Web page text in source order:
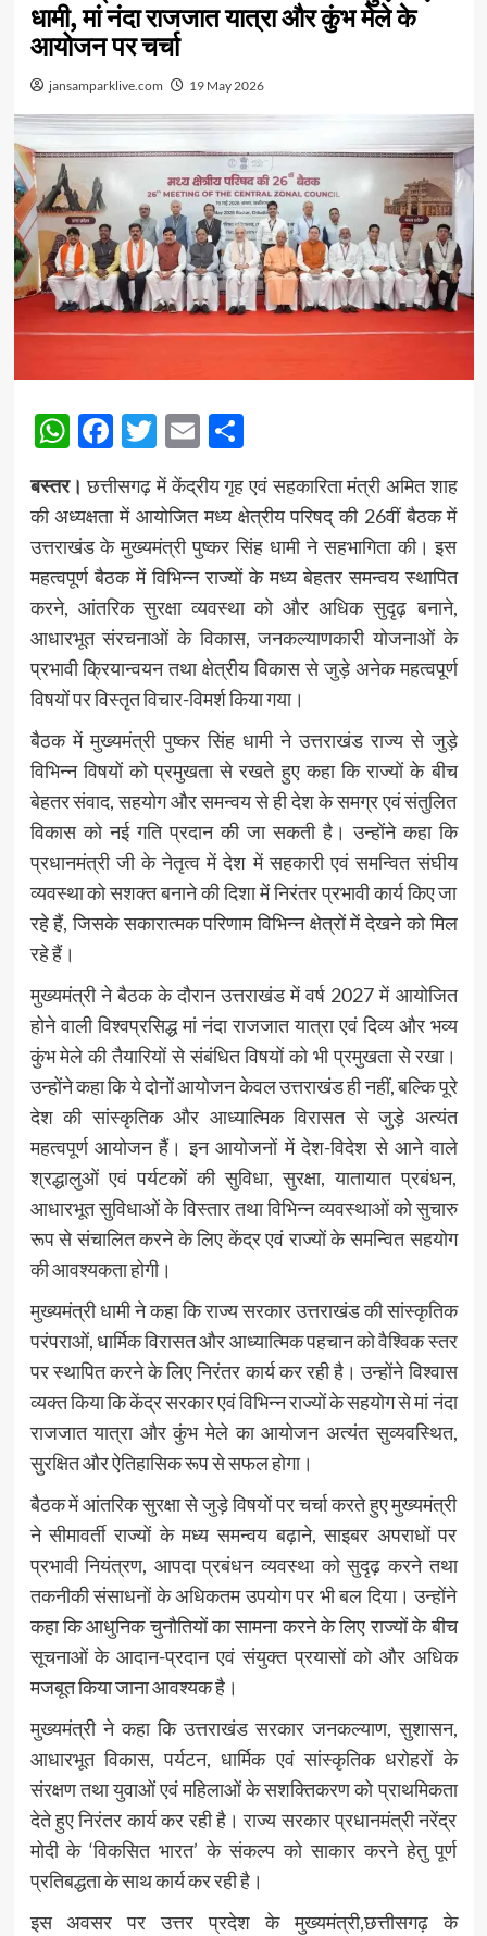
धामी, मां नंदा राजजात यात्रा और कुंभ मेले के
आयोजन पर चर्चा
jansamparklive.com 19 May 2026
WhatsApp
Facebook
Twitter
EmailShare
बस्तर। छत्तीसगढ़ में केंद्रीय गृह एवं सहकारिता मंत्री अमित शाह
की अध्यक्षता में आयोजित मध्य क्षेत्रीय परिषद् की 26वीं बैठक में
उत्तराखंड के मुख्यमंत्री पुष्कर सिंह धामी ने सहभागिता की। इस
महत्वपूर्ण बैठक में विभिन्न राज्यों के मध्य बेहतर समन्वय स्थापित
करने, आंतरिक सुरक्षा व्यवस्था को और अधिक सुदृढ़ बनाने,
आधारभूत संरचनाओं के विकास, जनकल्याणकारी योजनाओं के
प्रभावी क्रियान्वयन तथा क्षेत्रीय विकास से जुड़े अनेक महत्वपूर्ण
विषयों पर विस्तृत विचार-विमर्श किया गया।
बैठक में मुख्यमंत्री पुष्कर सिंह धामी ने उत्तराखंड राज्य से जुड़े
विभिन्न विषयों को प्रमुखता से रखते हुए कहा कि राज्यों के बीच
बेहतर संवाद, सहयोग और समन्वय से ही देश के समग्र एवं संतुलित
विकास को नई गति प्रदान की जा सकती है। उन्होंने कहा कि
प्रधानमंत्री जी के नेतृत्व में देश में सहकारी एवं समन्वित संघीय
व्यवस्था को सशक्त बनाने की दिशा में निरंतर प्रभावी कार्य किए जा
रहे हैं, जिसके सकारात्मक परिणाम विभिन्न क्षेत्रों में देखने को मिल
रहे हैं।
मुख्यमंत्री ने बैठक के दौरान उत्तराखंड में वर्ष 2027 में आयोजित
होने वाली विश्वप्रसिद्ध मां नंदा राजजात यात्रा एवं दिव्य और भव्य
कुंभ मेले की तैयारियों से संबंधित विषयों को भी प्रमुखता से रखा।
उन्होंने कहा कि ये दोनों आयोजन केवल उत्तराखंड ही नहीं, बल्कि पूरे
देश की सांस्कृतिक और आध्यात्मिक विरासत से जुड़े अत्यंत
महत्वपूर्ण आयोजन हैं। इन आयोजनों में देश-विदेश से आने वाले
श्रद्धालुओं एवं पर्यटकों की सुविधा, सुरक्षा, यातायात प्रबंधन,
आधारभूत सुविधाओं के विस्तार तथा विभिन्न व्यवस्थाओं को सुचारु
रूप से संचालित करने के लिए केंद्र एवं राज्यों के समन्वित सहयोग
की आवश्यकता होगी।
मुख्यमंत्री धामी ने कहा कि राज्य सरकार उत्तराखंड की सांस्कृतिक
परंपराओं, धार्मिक विरासत और आध्यात्मिक पहचान को वैश्विक स्तर
पर स्थापित करने के लिए निरंतर कार्य कर रही है। उन्होंने विश्वास
व्यक्त किया कि केंद्र सरकार एवं विभिन्न राज्यों के सहयोग से मां नंदा
राजजात यात्रा और कुंभ मेले का आयोजन अत्यंत सुव्यवस्थित,
सुरक्षित और ऐतिहासिक रूप से सफल होगा।
बैठक में आंतरिक सुरक्षा से जुड़े विषयों पर चर्चा करते हुए मुख्यमंत्री
ने सीमावर्ती राज्यों के मध्य समन्वय बढ़ाने, साइबर अपराधों पर
प्रभावी नियंत्रण, आपदा प्रबंधन व्यवस्था को सुदृढ़ करने तथा
तकनीकी संसाधनों के अधिकतम उपयोग पर भी बल दिया। उन्होंने
कहा कि आधुनिक चुनौतियों का सामना करने के लिए राज्यों के बीच
सूचनाओं के आदान-प्रदान एवं संयुक्त प्रयासों को और अधिक
मजबूत किया जाना आवश्यक है।
मुख्यमंत्री ने कहा कि उत्तराखंड सरकार जनकल्याण, सुशासन,
आधारभूत विकास, पर्यटन, धार्मिक एवं सांस्कृतिक धरोहरों के
संरक्षण तथा युवाओं एवं महिलाओं के सशक्तिकरण को प्राथमिकता
देते हुए निरंतर कार्य कर रही है। राज्य सरकार प्रधानमंत्री नरेंद्र
मोदी के ‘विकसित भारत’ के संकल्प को साकार करने हेतु पूर्ण
प्रतिबद्धता के साथ कार्य कर रही है।
इस अवसर पर उत्तर प्रदेश के मुख्यमंत्री,छत्तीसगढ़ के